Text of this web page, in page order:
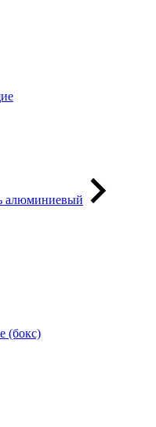
алюминиевый
(бокс)